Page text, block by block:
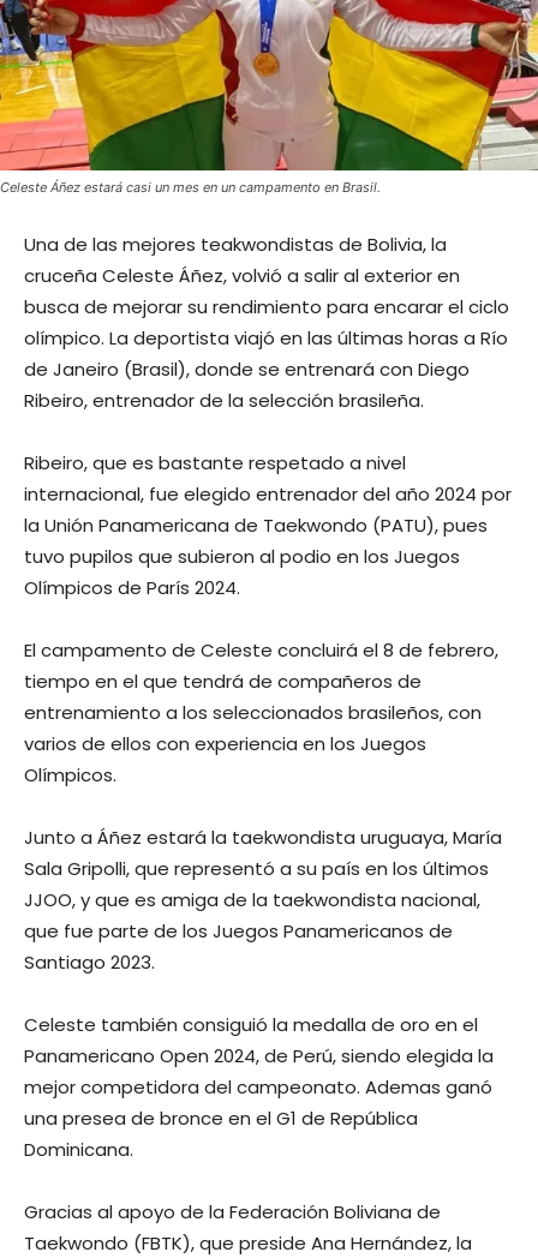
Celeste Áñez estará casi un mes en un campamento en Brasil.
Una de las mejores teakwondistas de Bolivia, la
cruceña Celeste Áñez, volvió a salir al exterior en
busca de mejorar su rendimiento para encarar el ciclo
olímpico. La deportista viajó en las últimas horas a Río
de Janeiro (Brasil), donde se entrenará con Diego
Ribeiro, entrenador de la selección brasileña.
Ribeiro, que es bastante respetado a nivel
internacional, fue elegido entrenador del año 2024 por
la Unión Panamericana de Taekwondo (PATU), pues
tuvo pupilos que subieron al podio en los Juegos
Olímpicos de París 2024.
El campamento de Celeste concluirá el 8 de febrero,
tiempo en el que tendrá de compañeros de
entrenamiento a los seleccionados brasileños, con
varios de ellos con experiencia en los Juegos
Olímpicos.
Junto a Áñez estará la taekwondista uruguaya, María
Sala Gripolli, que representó a su país en los últimos
JJOO, y que es amiga de la taekwondista nacional,
que fue parte de los Juegos Panamericanos de
Santiago 2023.
Celeste también consiguió la medalla de oro en el
Panamericano Open 2024, de Perú, siendo elegida la
mejor competidora del campeonato. Ademas ganó
una presea de bronce en el G1 de República
Dominicana.
Gracias al apoyo de la Federación Boliviana de
Taekwondo (FBTK), que preside Ana Hernández, la